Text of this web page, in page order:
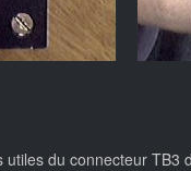
du connecteur TB3